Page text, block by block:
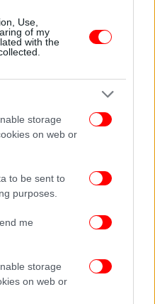
Use,
of my
with the
storage
on web or
to be sent to
purposes.
me
storage
on web or
Λάιεν σε Ελλάδα
στην κατάσβεση
Μακεδονία: